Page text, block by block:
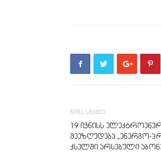
წინა სტატია
19 ივნისს
შეეზღუდება „ენერგო-
ქსელში არსებული